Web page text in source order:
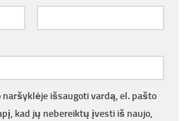
naršyklėje išsaugoti vardą, el. pašto
kad jų nebereiktų įvesti iš naujo,